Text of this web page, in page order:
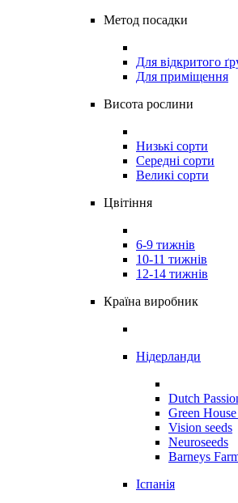
Метод посадки
Для відкритого
Для приміщення
Висота рослини
Низькі сорти
Середні сорти
Великі сорти
Цвітіння
6-9 тижнів
10-11 тижнів
12-14 тижнів
Країна виробник
Нідерланди
Dutch
Green House
Vision seeds
Neuroseeds
Barneys
Іспанія